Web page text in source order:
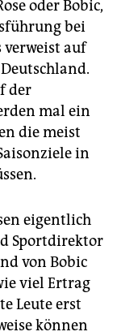
oder Bobic,
bei
verweist auf
der
mal ein
die meist
in
eigentlich
Sportdirektor
von Bobic
viel Ertrag
Leute erst
können